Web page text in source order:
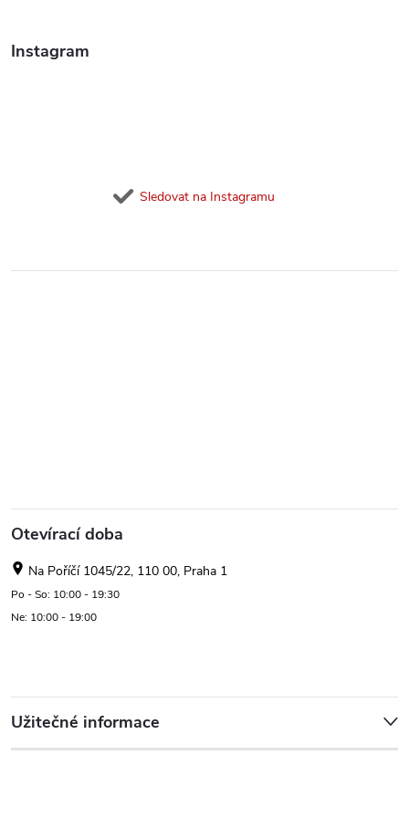
Instagram
Sledovat na Instagramu
Otevírací doba
Na Poříčí 1045/22, 110 00, Praha 1
Po - So: 10:00 - 19:30
Ne: 10:00 - 19:00
Užitečné informace